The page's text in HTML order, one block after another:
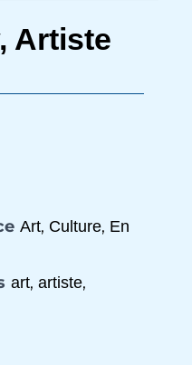
Artiste
Art, Culture, En
art, artiste,